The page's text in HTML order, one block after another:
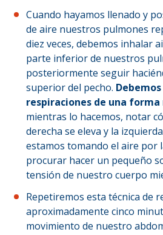
Cuando hayamos llenado y
de aire nuestros pulmones
diez veces, debemos inhalar
parte inferior de nuestros
posteriormente seguir
superior del pecho.
respiraciones de una
mientras lo hacemos, notar
derecha se eleva y la
estamos tomando el aire por
procurar hacer un pequeño
tensión de nuestro cuerpo
Repetiremos esta técnica de
aproximadamente cinco
movimiento de nuestro